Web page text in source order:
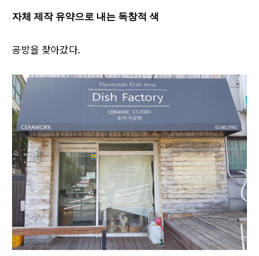
자체 제작 유약으로 내는 독창적 색
공방을 찾아갔다.